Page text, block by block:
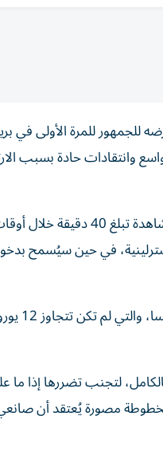
حادة بسبب
ستتراوح أسعار تذاكر المعرض بين 16.50
البالغ طولها 230 قدماً وهي مفرودة
مصورة يُعتقد أن صانعي